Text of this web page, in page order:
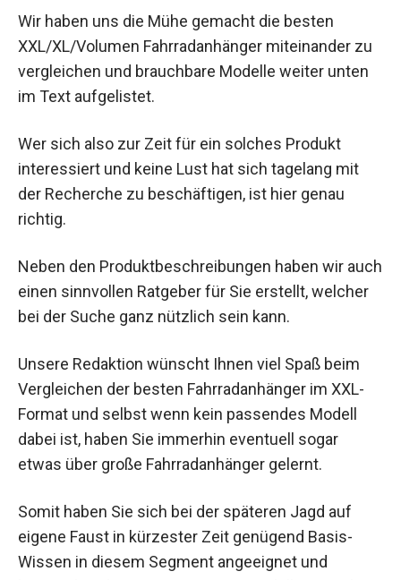
Wir haben uns die Mühe gemacht die besten
XXL/XL/Volumen Fahrradanhänger miteinander zu
vergleichen und brauchbare Modelle weiter unten
im Text aufgelistet.
Wer sich also zur Zeit für ein solches Produkt
interessiert und keine Lust hat sich tagelang mit
der Recherche zu beschäftigen, ist hier genau
richtig.
Neben den Produktbeschreibungen haben wir auch
einen sinnvollen Ratgeber für Sie erstellt, welcher
bei der Suche ganz nützlich sein kann.
Unsere Redaktion wünscht Ihnen viel Spaß beim
Vergleichen der besten Fahrradanhänger im XXL-
Format und selbst wenn kein passendes Modell
dabei ist, haben Sie immerhin eventuell sogar
etwas über große Fahrradanhänger gelernt.
Somit haben Sie sich bei der späteren Jagd auf
eigene Faust in kürzester Zeit genügend Basis-
Wissen in diesem Segment angeeignet und